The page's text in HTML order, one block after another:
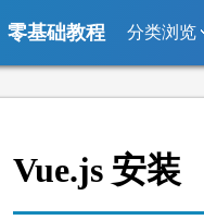
零基础教程 分类浏览
Vue.js 安装